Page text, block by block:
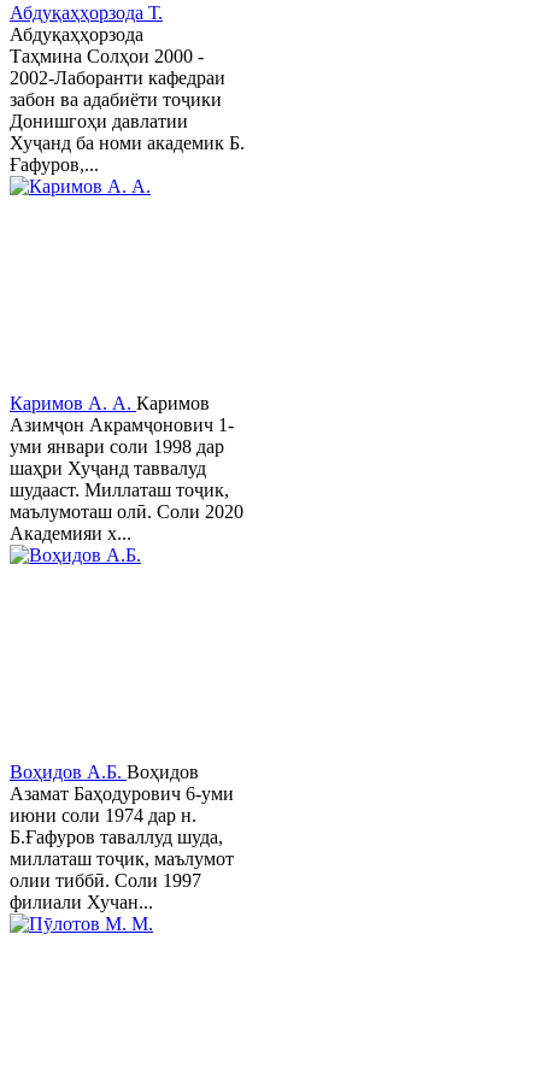
Абдуқаҳҳорзода Т.
Абдуқаҳҳорзода
Таҳмина Солҳои 2000 -
2002-Лаборанти кафедраи
забон ва адабиёти тоҷики
Донишгоҳи давлатии
Хуҷанд ба номи академик Б.
Ғафуров,...
Каримов А. А. Каримов
Азимҷон Акрамҷонович 1-
уми январи соли 1998 дар
шаҳри Хуҷанд таввалуд
шудааст. Миллаташ тоҷик,
маълумоташ олӣ. Соли 2020
Академияи х...
Воҳидов А.Б. Воҳидов
Азамат Баҳодурович 6-уми
июни соли 1974 дар н.
Б.Ғафуров таваллуд шуда,
миллаташ тоҷик, маълумот
олии тиббӣ. Соли 1997
филиали Хучан...